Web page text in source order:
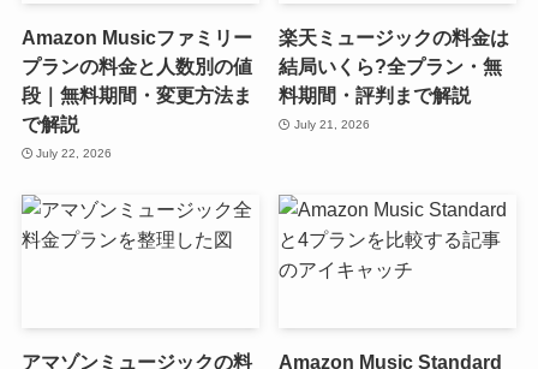
Amazon Musicファミリー
プランの料金と人数別の値
段｜無料期間・変更方法ま
で解説
July 22, 2026
楽天ミュージックの料金は
結局いくら?全プラン・無
料期間・評判まで解説
July 21, 2026
アマゾンミュージックの料 Amazon Music Standard